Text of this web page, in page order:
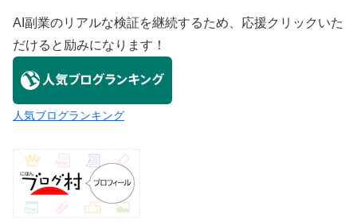
AI副業のリアルな検証を継続するため、応援クリックいた
だけると励みになります！
人気ブログランキング